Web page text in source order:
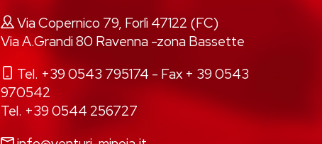
Via Copernico 79, Forlì 47122 (FC)
Via A.Grandi 80 Ravenna -zona Bassette
Tel. +39 0543 795174 - Fax + 39 0543
970542
Tel. +39 0544 256727